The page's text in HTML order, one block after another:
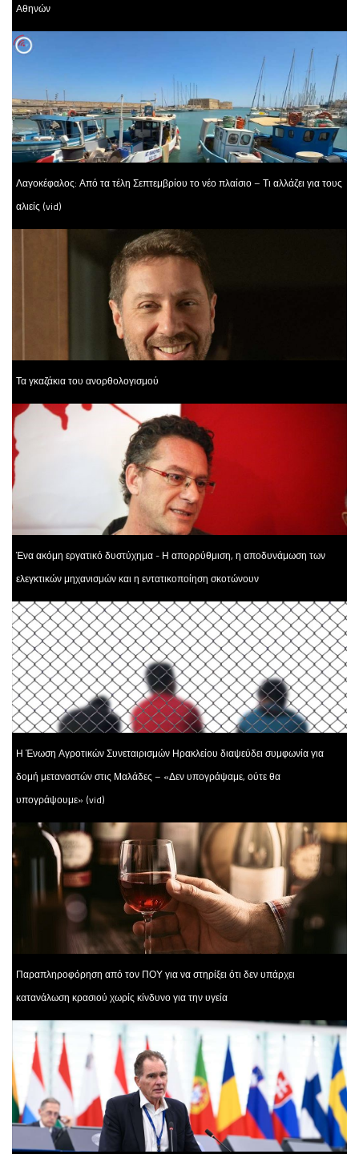
Αθηνών
Λαγοκέφαλος: Από τα τέλη Σεπτεμβρίου το νέο πλαίσιο – Τι αλλάζει για τους
αλιείς (vid)
Τα γκαζάκια του ανορθολογισμού
Ένα ακόμη εργατικό δυστύχημα - Η απορρύθμιση, η αποδυνάμωση των
ελεγκτικών μηχανισμών και η εντατικοποίηση σκοτώνουν
Η Ένωση Αγροτικών Συνεταιρισμών Ηρακλείου διαψεύδει συμφωνία για
δομή μεταναστών στις Μαλάδες – «Δεν υπογράψαμε, ούτε θα
υπογράψουμε» (vid)
Παραπληροφόρηση από τον ΠΟΥ για να στηρίξει ότι δεν υπάρχει
κατανάλωση κρασιού χωρίς κίνδυνο για την υγεία